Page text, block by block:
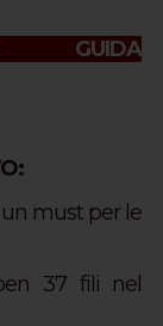
GUIDA
n must per le
37 fili nel